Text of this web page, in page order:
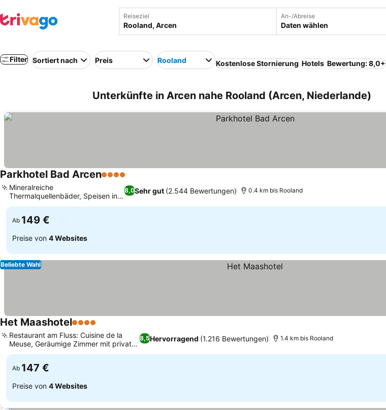
Reiseziel An-/Abreise
Daten wählen
Filter Sortiert nach Preis Rooland Kostenlose Stornierung Hotels Bewertung: 8,0+
Unterkünfte in Arcen nahe Rooland (Arcen, Niederlande)
Parkhotel Bad Arcen4 Sterne
8,0Sehr gut (2.544 Bewertungen)
Mineralreiche
Thermalquellenbäder, Speisen in
der Brasserie De Bron
0.4 km bis Rooland
Ab 149 €
Preise von 4 Websites
Beliebte Wahl
Het Maashotel4 Sterne
8,5Hervorragend (1.216 Bewertungen)
Restaurant am Fluss: Cuisine de la
Meuse, Geräumige Zimmer mit privaten
Flussbalkonen
1.4 km bis Rooland
Ab 147 €
Preise von 4 Websites